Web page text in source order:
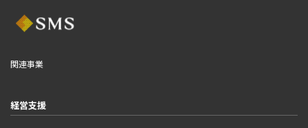
関連事業
経営支援